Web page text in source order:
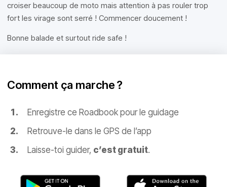
croiser beaucoup de moto mais attention à pas rouler trop
fort les virage sont serré ! Commencer doucement !
Bonne balade et surtout ride safe !
Comment ça marche ?
Enregistre ce Roadbook pour le guidage
Retrouve-le dans le GPS de l’app
Laisse-toi guider, c’est gratuit.